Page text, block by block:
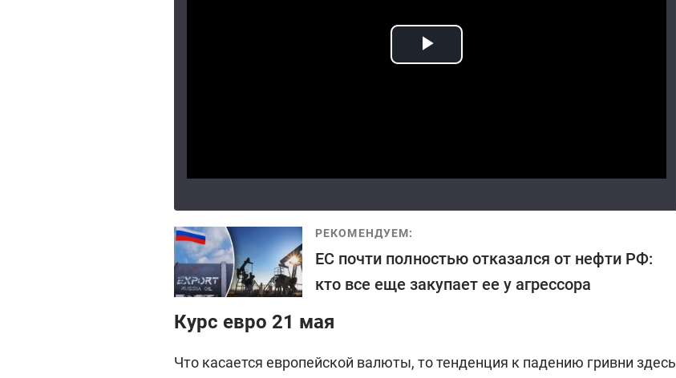
РЕКОМЕНДУЕМ:
ЕС почти полностью отказался от нефти РФ:
кто все еще закупает ее у агрессора
Курс евро 21 мая
Что касается европейской валюты, то тенденция к падению гривни здесь